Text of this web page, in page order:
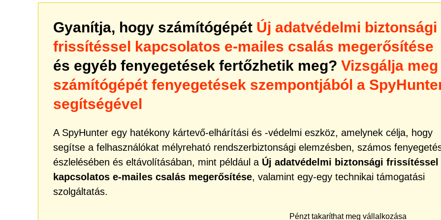
Gyanítja, hogy számítógépét Új adatvédelmi biztonsági
frissítéssel kapcsolatos e-mailes csalás megerősítése
és egyéb fenyegetések fertőzhetik meg? Vizsgálja meg
számítógépét fenyegetések szempontjából a
segítségével
A SpyHunter egy hatékony kártevő-elhárítási és -védelmi eszköz, amelynek célja, hogy
segítse a felhasználókat mélyreható rendszerbiztonsági elemzésben, számos
észlelésében és eltávolításában, mint például a Új adatvédelmi biztonsági frissítéssel
kapcsolatos e-mailes csalás megerősítése, valamint egy-egy technikai támogatási
szolgáltatás.
Pénzt takaríthat meg vállalkozása